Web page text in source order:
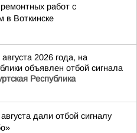
работ с
в Воткинске
2026 года, на
объявлен отбой сигнала
Республика
дали отбой сигналу